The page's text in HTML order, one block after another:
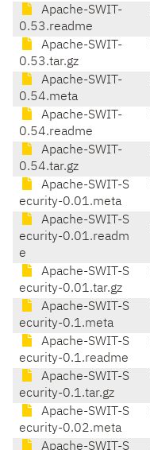
Apache-SWIT-
0.53.readme
Apache-SWIT-
0.53.tar.gz
Apache-SWIT-
0.54.meta
Apache-SWIT-
0.54.readme
Apache-SWIT-
0.54.tar.gz
Apache-SWIT-S
ecurity-0.01.meta
Apache-SWIT-S
ecurity-0.01.readm
e
Apache-SWIT-S
ecurity-0.01.tar.gz
Apache-SWIT-S
ecurity-0.1.meta
Apache-SWIT-S
ecurity-0.1.readme
Apache-SWIT-S
ecurity-0.1.tar.gz
Apache-SWIT-S
ecurity-0.02.meta
Apache-SWIT-S